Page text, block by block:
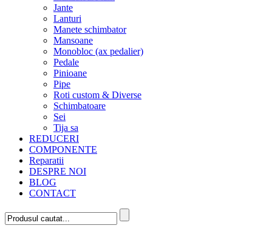
Jante
Lanturi
Manete schimbator
Mansoane
Monobloc (ax pedalier)
Pedale
Pinioane
Pipe
Roti custom & Diverse
Schimbatoare
Sei
Tija sa
REDUCERI
COMPONENTE
Reparatii
DESPRE NOI
BLOG
CONTACT